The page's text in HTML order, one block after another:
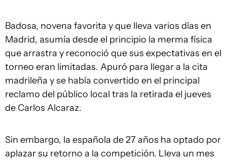
Badosa, novena favorita y que lleva varios días en
Madrid, asumía desde el principio la merma física
que arrastra y reconoció que sus expectativas en el
torneo eran limitadas. Apuró para llegar a la cita
madrileña y se había convertido en el principal
reclamo del público local tras la retirada el jueves
de Carlos Alcaraz.
Sin embargo, la española de 27 años ha optado por
aplazar su retorno a la competición. Lleva un mes